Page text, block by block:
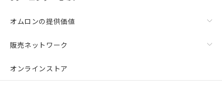
オムロンの提供価値
販売ネットワーク
オンラインストア